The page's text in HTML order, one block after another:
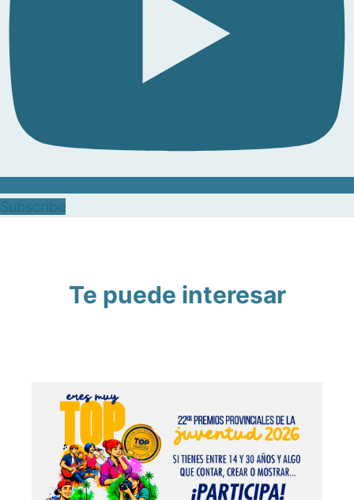
Te puede interesar